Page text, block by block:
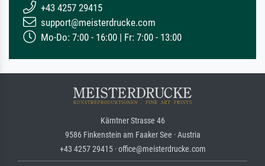
+43 4257 29415
support@meisterdrucke.com
Mo-Do: 7:00 - 16:00 | Fr: 7:00 - 13:00
Kärntner Strasse 46
9586 Finkenstein am Faaker See · Austria
+43 4257 29415 · office@meisterdrucke.com